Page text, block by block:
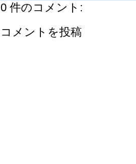
0 件のコメント:
コメントを投稿